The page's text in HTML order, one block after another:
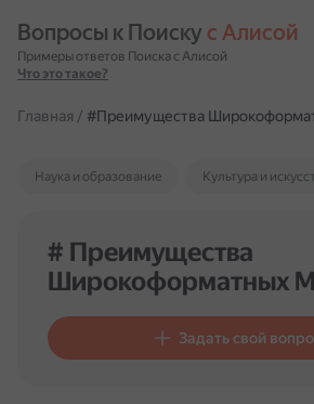
Вопросы к Поиску с Алисой
Примеры ответов Поиска с Алисой
Что это такое?
Главная / #Преимущества
Наука и образование Культура и
# Преимущества
Широкоформатных
Задать свой